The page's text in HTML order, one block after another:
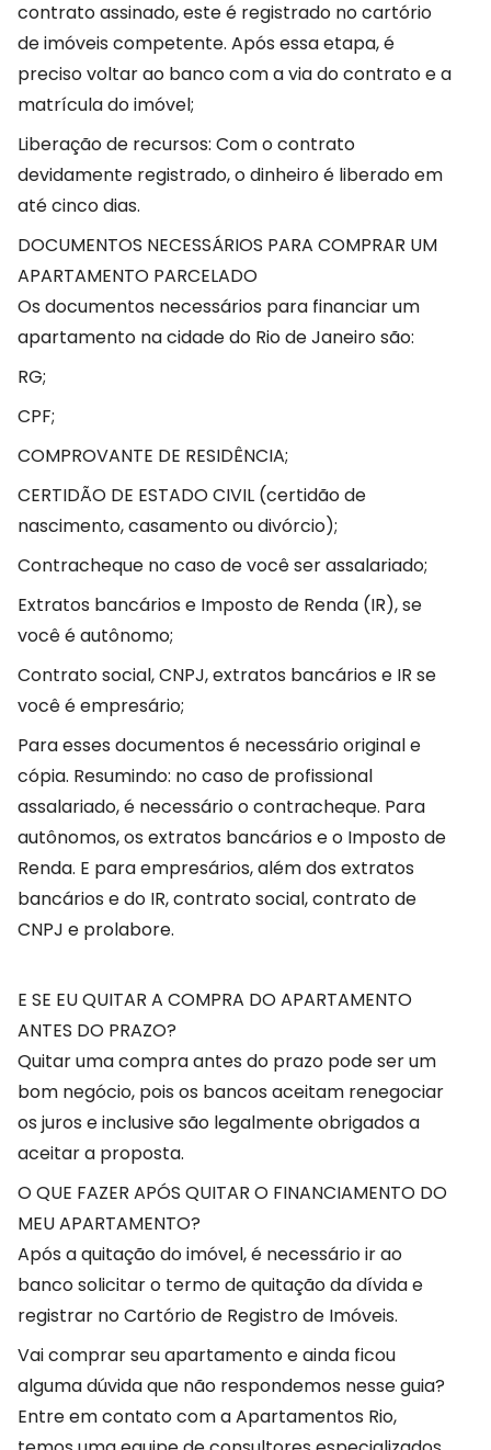
contrato assinado, este é registrado no cartório
de imóveis competente. Após essa etapa, é
preciso voltar ao banco com a via do contrato e a
matrícula do imóvel;
Liberação de recursos: Com o contrato
devidamente registrado, o dinheiro é liberado em
até cinco dias.
DOCUMENTOS NECESSÁRIOS PARA COMPRAR UM
APARTAMENTO PARCELADO
Os documentos necessários para financiar um
apartamento na cidade do Rio de Janeiro são:
RG;
CPF;
COMPROVANTE DE RESIDÊNCIA;
CERTIDÃO DE ESTADO CIVIL (certidão de
nascimento, casamento ou divórcio);
Contracheque no caso de você ser assalariado;
Extratos bancários e Imposto de Renda (IR), se
você é autônomo;
Contrato social, CNPJ, extratos bancários e IR se
você é empresário;
Para esses documentos é necessário original e
cópia. Resumindo: no caso de profissional
assalariado, é necessário o contracheque. Para
autônomos, os extratos bancários e o Imposto de
Renda. E para empresários, além dos extratos
bancários e do IR, contrato social, contrato de
CNPJ e prolabore.
E SE EU QUITAR A COMPRA DO APARTAMENTO
ANTES DO PRAZO?
Quitar uma compra antes do prazo pode ser um
bom negócio, pois os bancos aceitam renegociar
os juros e inclusive são legalmente obrigados a
aceitar a proposta.
O QUE FAZER APÓS QUITAR O FINANCIAMENTO DO
MEU APARTAMENTO?
Após a quitação do imóvel, é necessário ir ao
banco solicitar o termo de quitação da dívida e
registrar no Cartório de Registro de Imóveis.
Vai comprar seu apartamento e ainda ficou
alguma dúvida que não respondemos nesse guia?
Entre em contato com a Apartamentos Rio,